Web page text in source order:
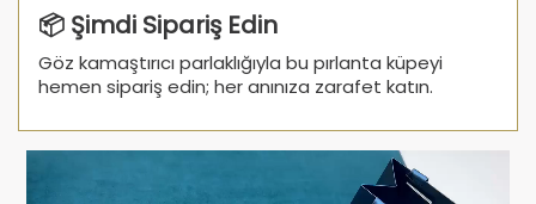
📦 Şimdi Sipariş Edin
Göz kamaştırıcı parlaklığıyla bu pırlanta küpeyi
hemen sipariş edin; her anınıza zarafet katın.